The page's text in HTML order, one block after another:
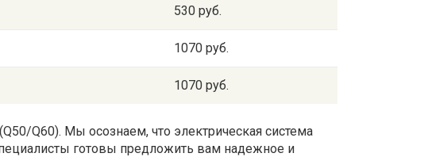
530 руб.
1070 руб.
1070 руб.
Q60). Мы осознаем, что электрическая система
готовы предложить вам надежное и